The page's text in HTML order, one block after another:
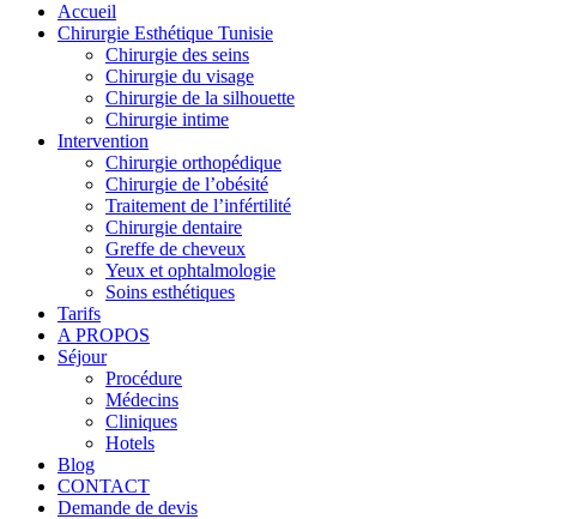
Accueil
Chirurgie Esthétique Tunisie
Chirurgie des seins
Chirurgie du visage
Chirurgie de la silhouette
Chirurgie intime
Intervention
Chirurgie orthopédique
Chirurgie de l’obésité
Traitement de l’infértilité
Chirurgie dentaire
Greffe de cheveux
Yeux et ophtalmologie
Soins esthétiques
Tarifs
A PROPOS
Séjour
Procédure
Médecins
Cliniques
Hotels
Blog
CONTACT
Demande de devis